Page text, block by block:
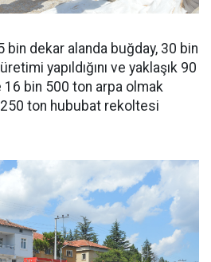
bin dekar alanda buğday, 30 bin
yapıldığını ve yaklaşık 90
bin 500 ton arpa olmak
ton hububat rekoltesi